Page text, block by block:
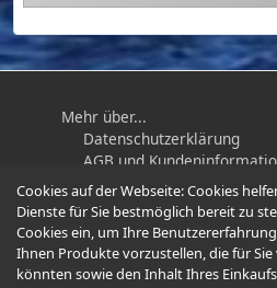
Cookies auf der Webseite:Cookies
Dienste für Sie bestmöglich bereit zu
Cookies ein, um Ihre
Ihnen Produkte vorzustellen, die für Sie
könnten sowie den Inhalt Ihres
Mehr über...
Datenschutzerklärung
AGB und
Impressum
Widerrufsbelehrung /
Widerrufsformular